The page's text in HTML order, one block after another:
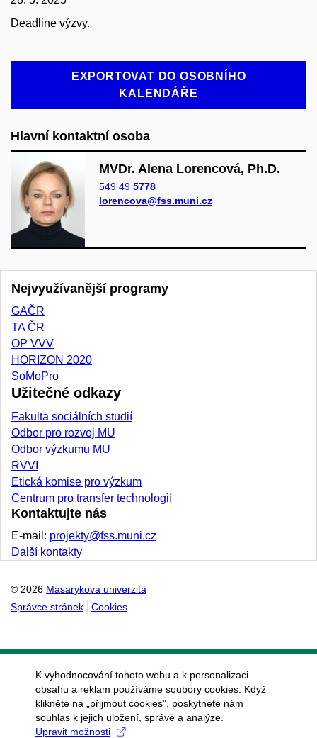
Deadline výzvy.
EXPORTOVAT DO OSOBNÍHO
KALENDÁŘE
Hlavní kontaktní osoba
MVDr. Alena Lorencová, Ph.D.
549 49 5778
lorencova@fss.muni.cz
Nejvyužívanější programy
GAČR
TA ČR
OP VVV
HORIZON 2020
SoMoPro
Užitečné odkazy
Fakulta sociálních studií
Odbor pro rozvoj MU
Odbor výzkumu MU
RVVI
Etická komise pro výzkum
Centrum pro transfer technologií
Kontaktujte nás
E-mail: projekty@fss.muni.cz
Další kontakty
© 2026 Masarykova univerzita
Správce stránek
Cookies
K vyhodnocování tohoto webu a k personalizaci
obsahu a reklam používáme soubory cookies. Když
klikněte na „přijmout cookies", poskytnete nám
souhlas k jejich uložení, správě a analýze.
Upravit možnosti